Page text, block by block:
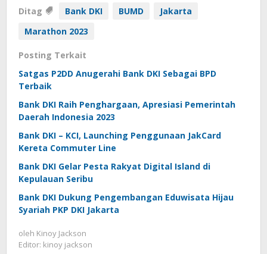
Ditag Bank DKI BUMD
Jakarta
Marathon 2023
Posting Terkait
Satgas P2DD Anugerahi Bank DKI Sebagai BPD
Terbaik
Bank DKI Raih Penghargaan, Apresiasi Pemerintah
Daerah Indonesia 2023
Bank DKI – KCI, Launching Penggunaan JakCard
Kereta Commuter Line
Bank DKI Gelar Pesta Rakyat Digital Island di
Kepulauan Seribu
Bank DKI Dukung Pengembangan Eduwisata Hijau
Syariah PKP DKI Jakarta
oleh Kinoy Jackson
Editor: kinoy jackson